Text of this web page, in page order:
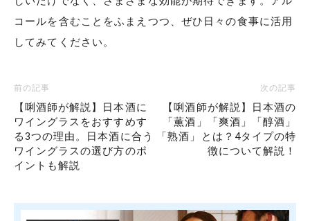
コールを含むことをふまえつつ、ぜひ日々の食事に活用
してみてください。
前の記事
【唎酒師が解説】日本酒に
ワイングラスをおすすめす
る3つの理由。日本酒に合う
ワイングラスの選び方のポ
イントも解説
次の記事
【唎酒師が解説】日本酒の
「薫酒」「爽酒」「醇酒」
「熟酒」とは？4タイプの特
徴について解説！